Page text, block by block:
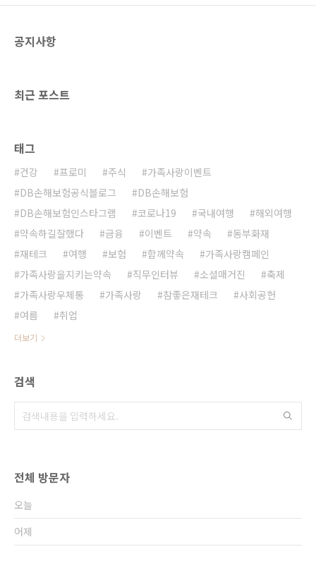
는 질문과 노년의 지혜가 담겨 있는데요. 저자는
공지사항
최근 포스트
태그
건강 프로미 주식
가족사랑이벤트
DB손해보험공식블로그
DB손해보험
DB손해보험인스타그램
코로나19 국내여행
해외여행
약속하길잘했다
금융 이벤트 약속
동부화재
재테크
여행 보험 함께약속
가족사랑캠페인
가족사랑을지키는약속
직무인터뷰 소셜매거진
축제
가족사랑우체통
가족사랑 참좋은재테크
사회공헌
여름
취업
더보기
검색
전체 방문자
오늘
어제